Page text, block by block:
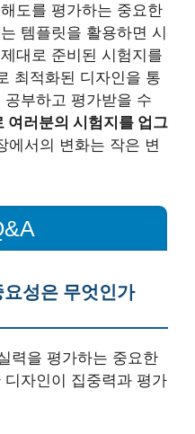
도를 평가하는 중요한
템플릿을 활용하면 시
대로 준비된 시험지를
최적화된 디자인을 통
부하고 평가받을 수
여러분의 시험지를 업그
에서의 변화는 작은 변
성은 무엇인가
력을 평가하는 중요한
자인이 집중력과 평가